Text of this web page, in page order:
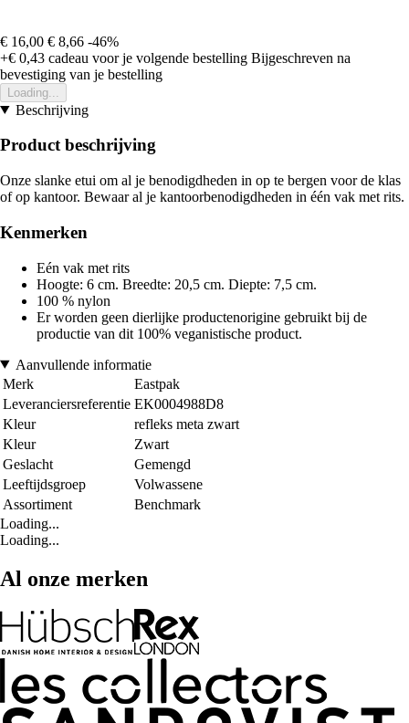
€ 16,00 € 8,66 -46%
+€ 0,43 cadeau voor je volgende bestelling Bijgeschreven na
bevestiging van je bestelling
Loading...
Beschrijving
Product beschrijving
Onze slanke etui om al je benodigdheden in op te bergen voor de klas
of op kantoor. Bewaar al je kantoorbenodigdheden in één vak met rits.
Kenmerken
Eén vak met rits
Hoogte: 6 cm. Breedte: 20,5 cm. Diepte: 7,5 cm.
100 % nylon
Er worden geen dierlijke productenorigine gebruikt bij de
productie van dit 100% veganistische product.
Aanvullende informatie
Merk
Eastpak
Leveranciersreferentie EK0004988D8
Kleur
refleks meta zwart
Kleur
Zwart
Geslacht
Gemengd
Leeftijdsgroep
Volwassene
Assortiment
Benchmark
Loading...
Loading...
Al onze merken